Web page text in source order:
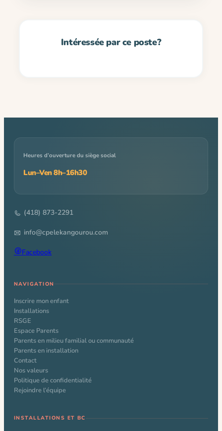
Heures d’ouverture du siège social
Lun–Ven 8h–16h30
(418) 873-2291
info@cpelekangourou.com
Facebook
NAVIGATION
Inscrire mon enfant
Installations
RSGE
Espace Parents
Parents en milieu familial ou communauté
Parents en installation
Contact
Nos valeurs
Politique de confidentialité
Rejoindre l’équipe
INSTALLATIONS ET BC